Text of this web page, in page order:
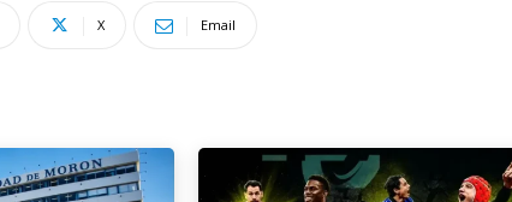
X Email